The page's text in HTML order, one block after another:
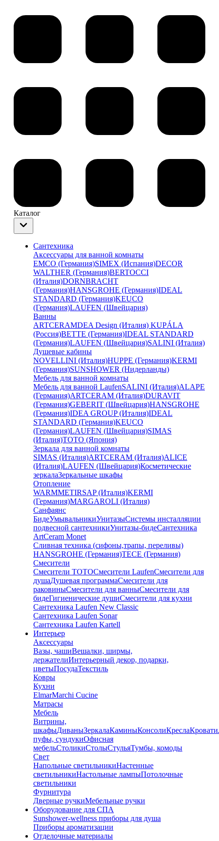
Каталог
Сантехника
Аксессуары для ванной комнаты
EMCO (Германия)SIMEX (Испания)DECOR
WALTHER (Германия)BERTOCCI
(Италия)DORNBRACHT
(Германия)HANSGROHE (Германия)IDEAL
STANDARD (Германия)KEUCO
(Германия)LAUFEN (Швейцария)
Ванны
ARTCERAMDEA Design (Италия) KUPÁLA
(Россия)BETTE (Германия)IDEAL STANDARD
(Германия)LAUFEN (Швейцария)SALINI (Италия)
Душевые кабины
NOVELLINI (Италия)HUPPE (Германия)KERMI
(Германия)SUNSHOWER (Нидерланды)
Мебель для ванной комнаты
Мебель для ванной LaufenSALINI (Италия)ALAPE
(Германия)ARTCERAM (Италия)DURAVIT
(Германия)GEBERIT (Швейцария)HANSGROHE
(Германия)IDEA GROUP (Италия)IDEAL
STANDARD (Германия)KEUCO
(Германия)LAUFEN (Швейцария)SIMAS
(Италия)TOTO (Япония)
Зеркала для ванной комнаты
SIMAS (Италия)ARTCERAM (Италия)ALICE
(Италия)LAUFEN (Швейцария)Косметические
зеркалаЗеркальные шкафы
Отопление
WARMMETIRSAP (Италия)KERMI
(Германия)MARGAROLI (Италия)
Санфаянс
БидеУмывальникиУнитазыСистемы инсталляции
подвесной сантехникиУнитазы-бидеСантехника
ArtCeram Monet
Сливная техника (сифоны,трапы, переливы)
HANSGROHE (Германия)TECE (Германия)
Смесители
Смесители TOTOСмесители LaufenСмесители для
душаДушевая программаСмесители для
раковиныСмесители для ванныСмесители для
бидеГигиенические душиСмесители для кухни
Сантехника Laufen New Classic
Сантехника Laufen Sonar
Сантехника Laufen Kartell
Интерьер
Аксессуары
Вазы, чашиВешалки, ширмы,
держателиИнтерьерный декор, подарки,
цветыПосудаТекстиль
Ковры
Кухни
ElmarMarchi Cucine
Матрасы
Мебель
Витрины,
шкафыДиваныЗеркалаКаминыКонсолиКреслаКровати
пуфы, сундукиОфисная
мебельСтоликиСтолыСтульяТумбы, комоды
Свет
Напольные светильникиНастенные
светильникиНастольные лампыПотолочные
светильники
Фурнитура
Дверные ручкиМебельные ручки
Оборудование для СПА
Sunshower-wellness приборы для душа
Приборы ароматизации
Отделочные материалы